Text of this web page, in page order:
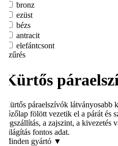
bronz
ezüst
bézs
antracit
elefántcsont
Szűrés
Kürtős
Kürtős páraelszívók látványosabb
főzőlap fölött vezetik el a párát és
légszállítás, a zajszint, a kivezetés
világítás fontos adat.
Minden gyártó ▼